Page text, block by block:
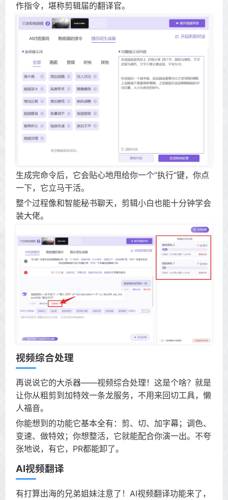
作指令，堪称剪辑届的翻译官。
生成完命令后，它会贴心地甩给你一个“执行”键，你点
一下，它立马干活。
整个过程像和智能秘书聊天，剪辑小白也能十分钟学会
装大佬。
视频综合处理
再说说它的大杀器——视频综合处理！这是个啥？就是
让你从粗剪到加特效一条龙服务，不用来回切工具，懒
人福音。
你能想到的功能它基本全有：剪、切、加字幕；调色、
变速、做特效；你想整活，它就能配合你演一出。不夸
张地说，有它，PR都能卸了。
AI视频翻译
有打算出海的兄弟姐妹注意了！AI视频翻译功能来了，